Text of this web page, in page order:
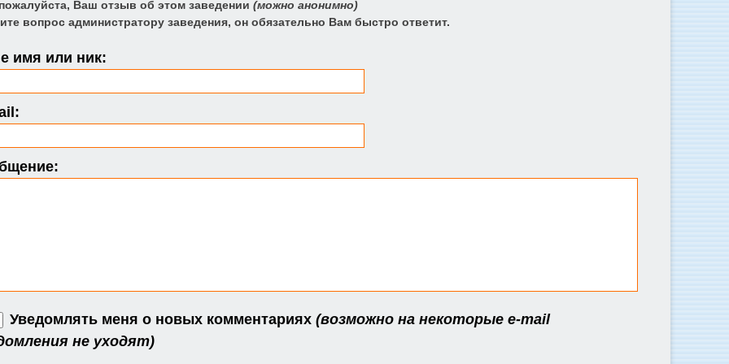
Ваш отзыв об этом заведении (можно анонимно)
вопрос администратору заведения, он обязательно Вам быстро ответит.
имя или ник:
Уведомлять меня о новых комментариях (возможно на некоторые e-mail
не уходят)